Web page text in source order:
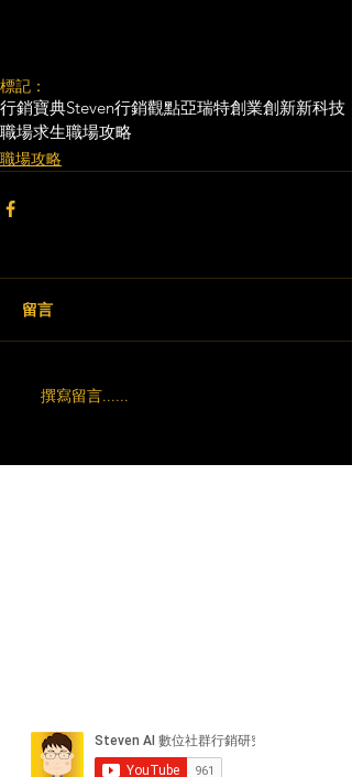
標記：
行銷寶典Steven行銷觀點亞瑞特創業創新新科技
職場求生職場攻略
職場攻略
留言
撰寫留言......